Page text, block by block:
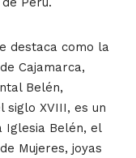
destaca como la
Cajamarca,
Belén,
XVIII, es un
Iglesia Belén, el
Mujeres, joyas